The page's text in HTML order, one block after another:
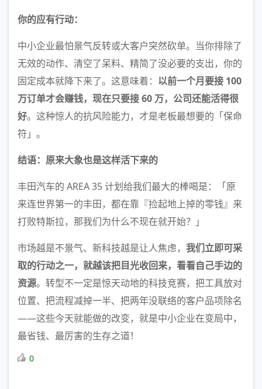
你的应有行动：
中小企业最怕景气反转或大客户突然砍单。当你排除了
无效的动作、清空了呆料、精简了没必要的支出，你的
固定成本就降下来了。这意味着： 以前一个月要接 100
万订单才会赚钱，现在只要接 60 万，公司还能活得很
好。这种惊人的抗风险能力，才是老板最想要的「保命
符」。
结语：原来大象也是这样活下来的
丰田汽车的 AREA 35 计划给我们最大的棒喝是：「原
来连世界第一的丰田，都在靠『捡起地上掉的零钱』来
打败特斯拉，那我们为什么不现在就开始？」
市场越是不景气、新科技越是让人焦虑， 我们立即可采
取的行动之一，就越该把目光收回来，看看自己手边的
资源。转型不一定是惊天动地的科技竞赛，把工具放对
位置、把流程减掉一半、把两年没联络的客户品项除名
——这些今天就能做的改变，就是中小企业在变局中，
最省钱、最厉害的生存之道！
0